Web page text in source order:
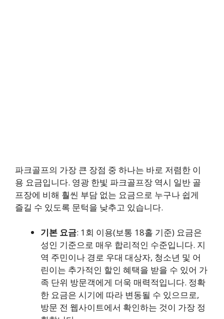
파크골프의 가장 큰 장점 중 하나는 바로 저렴한 이
용 요금입니다. 영광 한빛 파크골프장 역시 일반 골
프장에 비해 훨씬 부담 없는 요금으로 누구나 쉽게
즐길 수 있도록 문턱을 낮추고 있습니다.
기본 요금: 1회 이용(보통 18홀 기준) 요금은
성인 기준으로 매우 합리적인 수준입니다. 지
역 주민이나 경로 우대 대상자, 청소년 및 어
린이는 추가적인 할인 혜택을 받을 수 있어 가
족 단위 방문객에게 더욱 매력적입니다. 정확
한 요금은 시기에 따라 변동될 수 있으므로,
방문 전 웹사이트에서 확인하는 것이 가장 정